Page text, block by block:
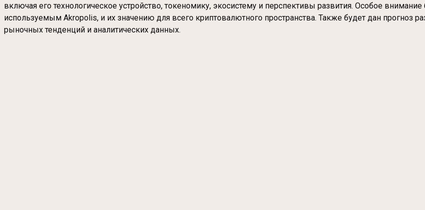
включая его технологическое устройство, токеномику, экосистему и перспективы развития. Особое
используемым Akropolis, и их значению для всего криптовалютного пространства. Также будет дан прогноз
рыночных тенденций и аналитических данных.